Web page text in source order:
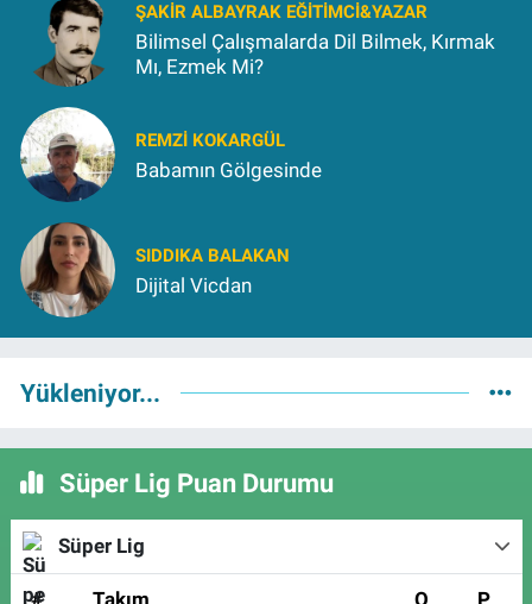
ŞAKIR ALBAYRAK EĞITIMCI&YAZAR
Bilimsel Çalışmalarda Dil Bilmek, Kırmak
Mı, Ezmek Mi?
REMZI KOKARGÜL
Babamın Gölgesinde
SIDDIKA BALAKAN
Dijital Vicdan
Yükleniyor...
Süper Lig Puan Durumu
Süper Lig